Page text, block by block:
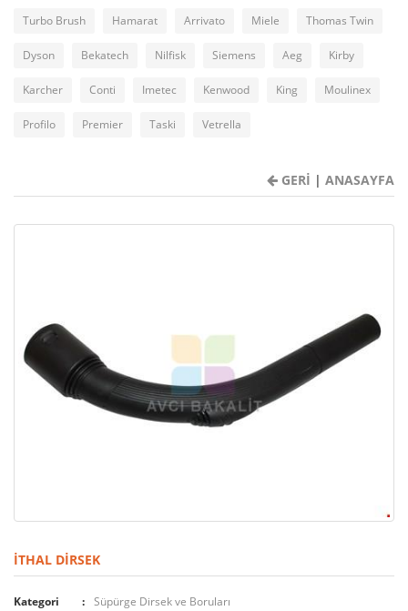
Turbo Brush Hamarat Arrivato Miele Thomas Twin
Dyson Bekatech Nilfisk Siemens Aeg Kirby
Karcher Conti Imetec Kenwood King Moulinex
Profilo Premier Taski Vetrella
GERİ | ANASAYFA
İTHAL DIRSEK
Kategori Süpürge Dirsek ve Boruları